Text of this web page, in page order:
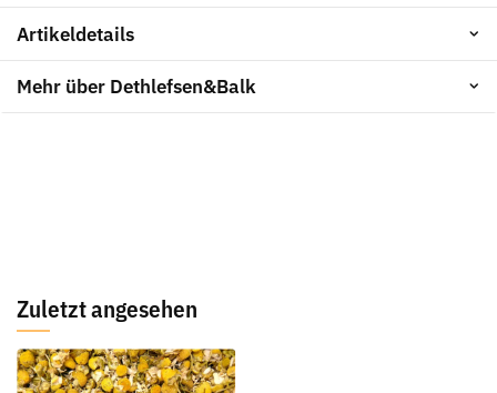
Artikeldetails
Mehr über Dethlefsen&Balk
Zuletzt angesehen